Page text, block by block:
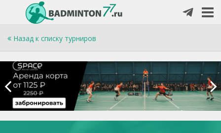
Назад к списку турниров